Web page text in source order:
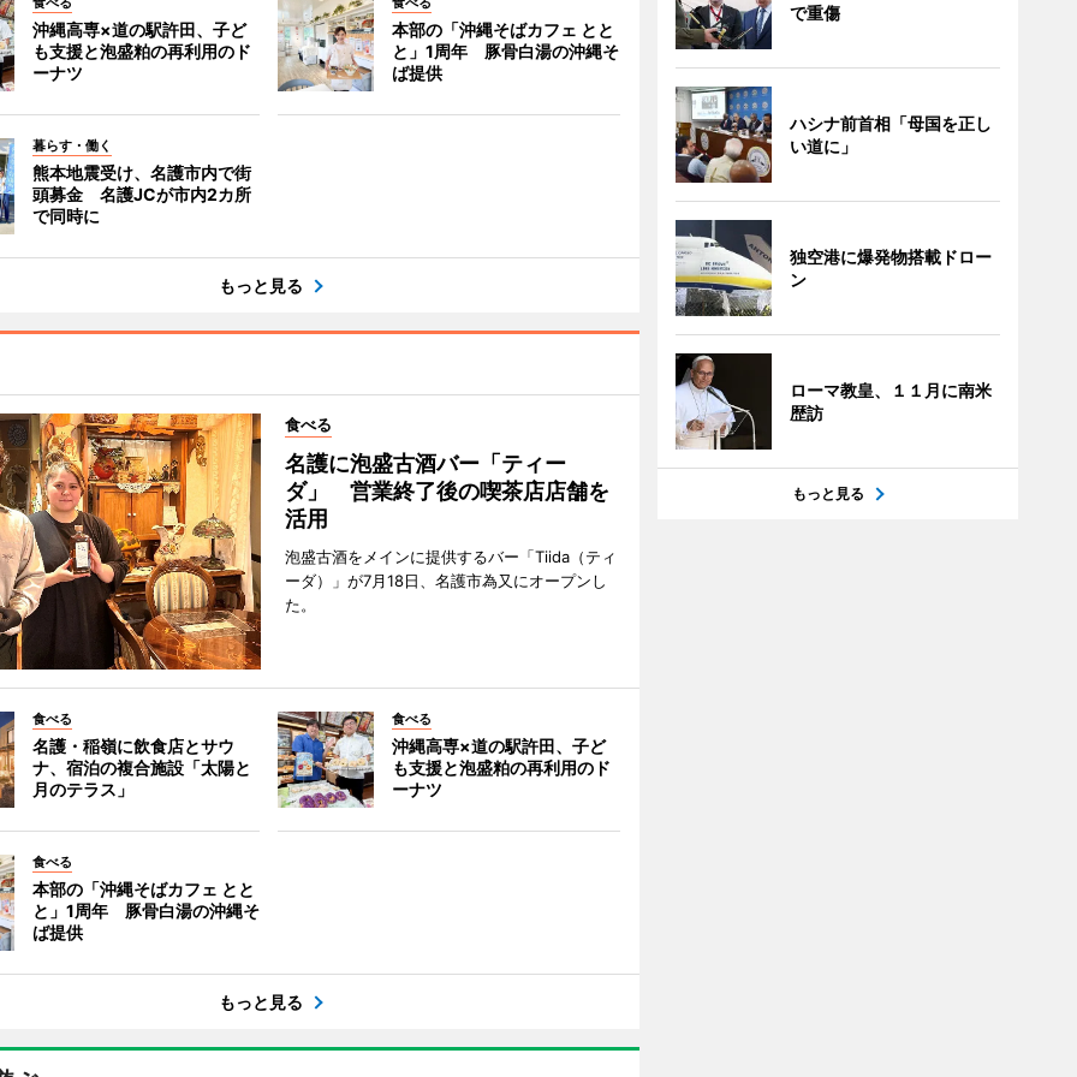
沖縄高専×道の駅許田、子ど
も支援と泡盛粕の再利用のド
ーナツ
本部の「沖縄そばカフェ とと
と」1周年 豚骨白湯の沖縄そ
ば提供
暮らす・働く
熊本地震受け、名護市内で街
頭募金 名護JCが市内2カ所
で同時に
もっと見る
食べる
名護に泡盛古酒バー「ティー
ダ」 営業終了後の喫茶店店舗を
活用
泡盛古酒をメインに提供するバー「Tiida（ティ
ーダ）」が7月18日、名護市為又にオープンし
た。
食べる
名護・稲嶺に飲食店とサウ
ナ、宿泊の複合施設「太陽と
月のテラス」
食べる
沖縄高専×道の駅許田、子ど
も支援と泡盛粕の再利用のド
ーナツ
食べる
本部の「沖縄そばカフェ とと
と」1周年 豚骨白湯の沖縄そ
ば提供
もっと見る
で重傷
ハシナ前首相「母国を正し
い道に」
独空港に爆発物搭載ドロー
ン
ローマ教皇、１１月に南米
歴訪
もっと見る